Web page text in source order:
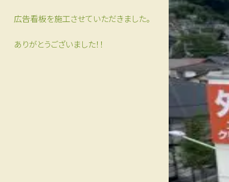
広告看板を施工させていただきました。
ありがとうございました！！